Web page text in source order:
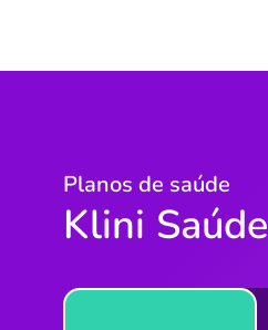
Planos de saúde
Klini Saúde